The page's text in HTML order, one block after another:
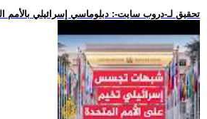
.. تحقيق لـ-دروب سايت-: دبلوماسي إسرائيلي بالأمم